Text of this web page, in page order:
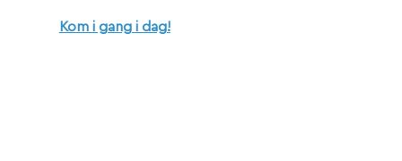
Kom i gang i dag!